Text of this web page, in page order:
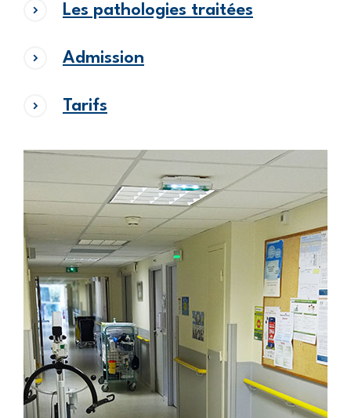
Les pathologies traitées
Admission
Tarifs